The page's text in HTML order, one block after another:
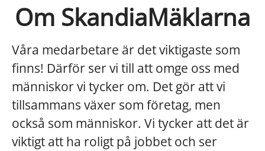
Om SkandiaMäklarna
Våra medarbetare är det viktigaste som
finns! Därför ser vi till att omge oss med
människor vi tycker om. Det gör att vi
tillsammans växer som företag, men
också som människor. Vi tycker att det är
viktigt att ha roligt på jobbet och ser